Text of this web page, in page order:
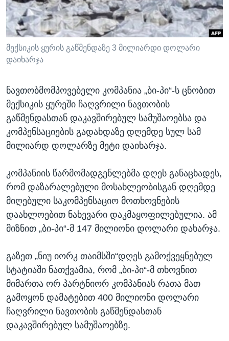
ᲡᲢᲣᲓᲘᲐ ᲕᲐᲨᲘᲜᲒᲢᲝᲜᲘ
ᲔᲙᲝᲜᲝᲛᲘᲙᲐ
ᲯᲐᲜᲛᲠᲗᲔᲚᲝᲑᲐ
ᲛᲔᲪᲜᲘᲔᲠᲔᲑᲐ
ᲘᲜᲢᲔᲠᲕᲘᲣ
ᲒᲐᲚᲘᲚᲔᲝ
ᲓᲔᲖᲘᲜᲤᲝᲠᲛᲐᲪᲘᲐ
Learning English
ᲗᲕᲐᲚᲘ ᲒᲕᲐᲓᲔᲕᲜᲔᲗ
ენები
მექსიკის ყურის გაწმენდაზე 3 მილიარდი დოლარი
დაიხარჯა
ნავთობმომპოვებელი კომპანია „ბი-პი“-ს ცნობით
მექსიკის ყურეში ჩაღვრილი ნავთობის
გაწმენდასთან დაკავშირებულ სამუშაოებსა და
კომპენსაციების გადახდაზე დღემდე სულ სამ
მილიარდ დოლარზე მეტი დაიხარჯა.
კომპანიის წარმომადგენლებმა დღეს განაცხადეს,
რომ დაზარალებული მოსახლეობისგან დღემდე
მიღებული საკომპენსაციო მოთხოვნების
დაახლოებით ნახევარი დაკმაყოფილებულია. ამ
მიზნით „ბი-პი“-მ 147 მილიონი დოლარი დახარჯა.
გაზეთ „ნიუ იორკ თაიმსში“დღეს გამოქვეყნებულ
სტატიაში ნათქვამია, რომ „ბი-პი“-მ თხოვნით
მიმართა ორ პარტნიორ კომპანიას რათა მათ
გამოყონ დამატებით 400 მილიონი დოლარი
ჩაღვრილი ნავთობის გაწმენდასთან
დაკავშირებულ სამუშაოებზე.